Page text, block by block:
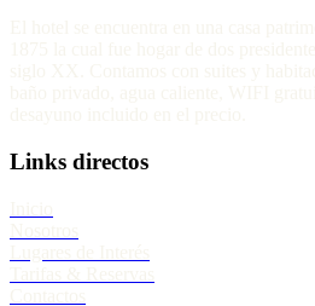
Links directos